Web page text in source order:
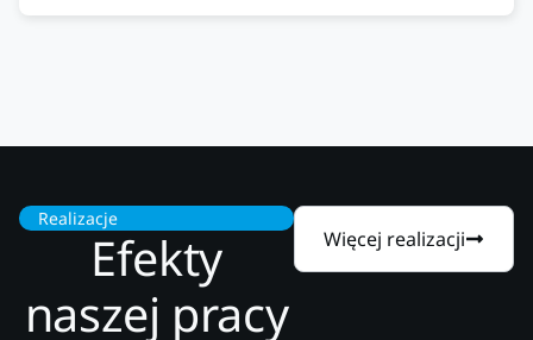
Realizacje
Efekty
naszej pracy
Więcej realizacji